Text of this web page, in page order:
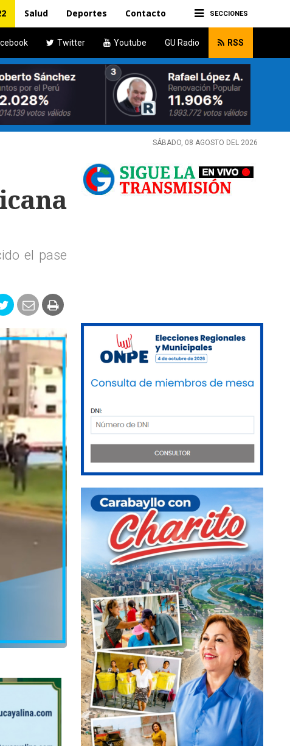
SECCIONES
Salud Deportes Contacto
Twitter Youtube GU Radio RSS
SÁBADO, 08 AGOSTO DEL 2026
el pase